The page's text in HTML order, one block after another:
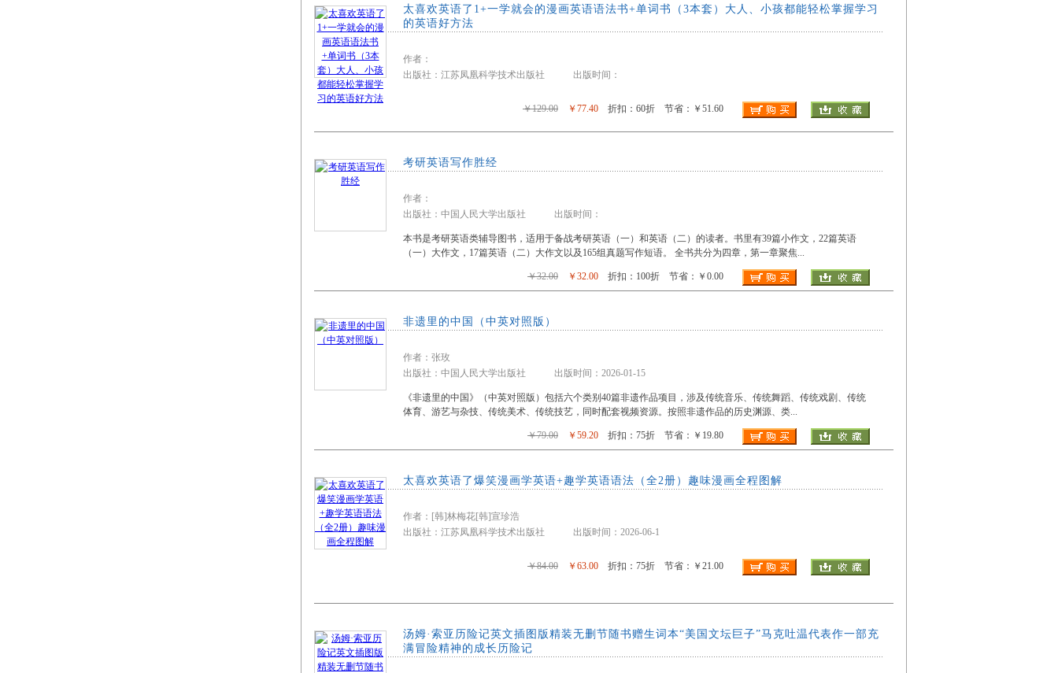
太喜欢英语了1+一学就会的漫画英语语法书+单词书（3本套）大人、小孩都能轻松掌握学习
的英语好方法
作者：
出版社：江苏凤凰科学技术出版社 出版时间：
￥129.00 ￥77.40 折扣：60折 节省：￥51.60
考研英语写作胜经
作者：
出版社：中国人民大学出版社 出版时间：
本书是考研英语类辅导图书，适用于备战考研英语（一）和英语（二）的读者。书里有39篇小作文，22篇英语
（一）大作文，17篇英语（二）大作文以及165组真题写作短语。 全书共分为四章，第一章聚焦...
￥32.00 ￥32.00 折扣：100折 节省：￥0.00
非遗里的中国（中英对照版）
作者：张玫
出版社：中国人民大学出版社 出版时间：2026-01-15
《非遗里的中国》（中英对照版）包括六个类别40篇非遗作品项目，涉及传统音乐、传统舞蹈、传统戏剧、传统
体育、游艺与杂技、传统美术、传统技艺，同时配套视频资源。按照非遗作品的历史渊源、类...
￥79.00 ￥59.20 折扣：75折 节省：￥19.80
太喜欢英语了爆笑漫画学英语+趣学英语语法（全2册）趣味漫画全程图解
作者：[韩]林梅花[韩]宣珍浩
出版社：江苏凤凰科学技术出版社 出版时间：2026-06-1
￥84.00 ￥63.00 折扣：75折 节省：￥21.00
汤姆·索亚历险记英文插图版精装无删节随书赠生词本“美国文坛巨子”马克吐温代表作一部充
满冒险精神的成长历险记